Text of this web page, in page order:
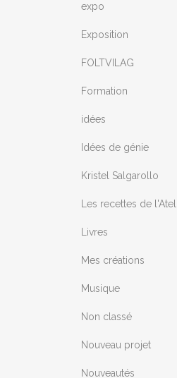
expo
Exposition
FOLTVILAG
Formation
idées
Idées de génie
Kristel Salgarollo
Les recettes de
Livres
Mes créations
Musique
Non classé
Nouveau projet
Nouveautés